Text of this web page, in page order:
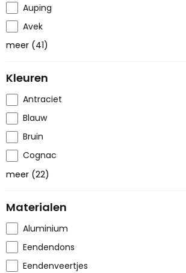
Auping
Avek
meer (41)
Kleuren
Antraciet
Blauw
Bruin
Cognac
meer (22)
Materialen
Aluminium
Eendendons
Eendenveertjes